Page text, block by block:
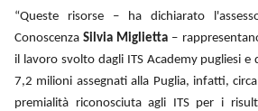
“Queste risorse – ha dichiarato
ConoscenzaSilvia Miglietta –
il lavoro svolto dagli ITS Academy pugliesi e
7,2 milioni assegnati alla Puglia, infatti,
premialità riconosciuta agli ITS per i